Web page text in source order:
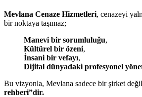
Mevlana Cenaze Hizmetleri, cenazeyi
bir noktaya taşımaz;
Manevi bir sorumluluğu,
Kültürel bir özeni,
İnsani bir vefayı,
Dijital dünyadaki profesyonel
Bu vizyonla, Mevlana sadece bir şirket
rehberi”dir.